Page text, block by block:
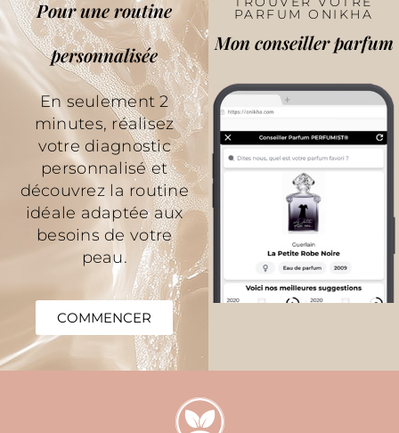
Pour une routine
personnalisée
En seulement 2
minutes, réalisez
votre diagnostic
personnalisé et
découvrez la routine
idéale adaptée aux
besoins de votre
peau.
COMMENCER
PARFUM ONIKHA
Mon conseiller parfum